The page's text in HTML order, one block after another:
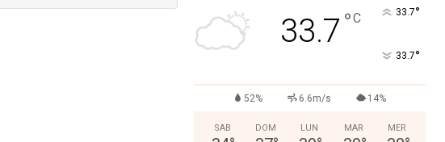
33.7 °C 33.7°
33.7°
52% 6.6m/s 14%
SAB DOM LUN MAR MER